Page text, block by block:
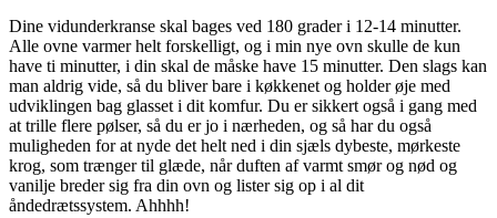
Dine vidunderkranse skal bages ved 180 grader i 12-14 minutter.
Alle ovne varmer helt forskelligt, og i min nye ovn skulle de kun
have ti minutter, i din skal de måske have 15 minutter. Den slags kan
man aldrig vide, så du bliver bare i køkkenet og holder øje med
udviklingen bag glasset i dit komfur. Du er sikkert også i gang med
at trille flere pølser, så du er jo i nærheden, og så har du også
muligheden for at nyde det helt ned i din sjæls dybeste, mørkeste
krog, som trænger til glæde, når duften af varmt smør og nød og
vanilje breder sig fra din ovn og lister sig op i al dit
åndedrætssystem. Ahhhh!